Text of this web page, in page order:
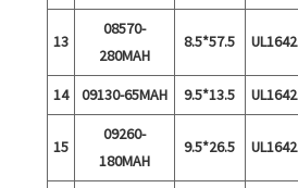
13
08570-
280MAH
8.5*57.5 UL1642
14 09130-65MAH 9.5*13.5 UL1642
15
09260-
180MAH
9.5*26.5 UL1642